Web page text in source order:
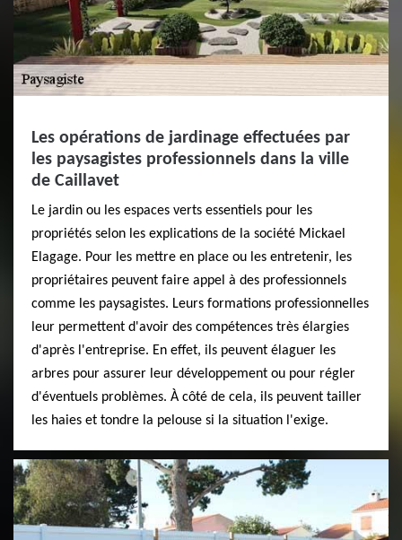
Les opérations de jardinage effectuées par
les paysagistes professionnels dans la ville
de Caillavet
Le jardin ou les espaces verts essentiels pour les
propriétés selon les explications de la société Mickael
Elagage. Pour les mettre en place ou les entretenir, les
propriétaires peuvent faire appel à des professionnels
comme les paysagistes. Leurs formations professionnelles
leur permettent d'avoir des compétences très élargies
d'après l'entreprise. En effet, ils peuvent élaguer les
arbres pour assurer leur développement ou pour régler
d'éventuels problèmes. À côté de cela, ils peuvent tailler
les haies et tondre la pelouse si la situation l'exige.